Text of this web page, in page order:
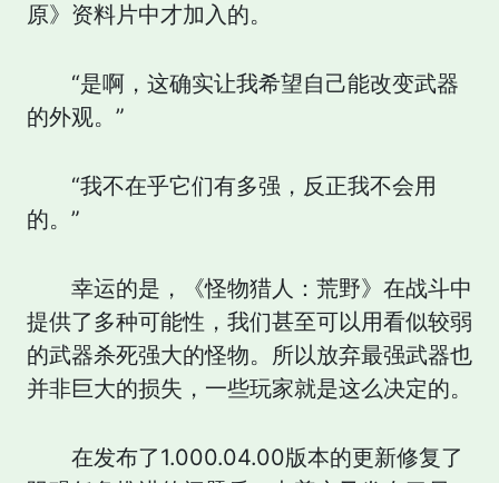
原》资料片中才加入的。
“是啊，这确实让我希望自己能改变武器
的外观。”
“我不在乎它们有多强，反正我不会用
的。”
幸运的是，《怪物猎人：荒野》在战斗中
提供了多种可能性，我们甚至可以用看似较弱
的武器杀死强大的怪物。所以放弃最强武器也
并非巨大的损失，一些玩家就是这么决定的。
在发布了1.000.04.00版本的更新修复了